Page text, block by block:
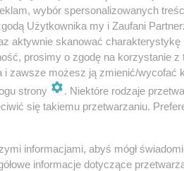
ale pod jednym
rządu po dodatku
niektórych jako “dudowe
zakłada również
do zasiłku.
podkreśla, że miejsc
wybór spersonalizowanych
Użytkownika my i Zaufani
aktywnie skanować
prosimy o zgodę na korzystanie z
i zawsze możesz ją zmienić/
strony
. Niektóre rodzaje
się takiemu przetwarzaniu.
informacjami, abyś mógł
informacje dotyczące